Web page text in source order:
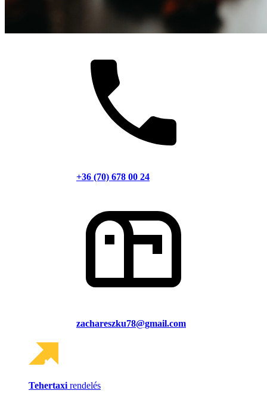
+36 (70) 678 00 24
zachareszku78@gmail.com
Tehertaxi rendelés